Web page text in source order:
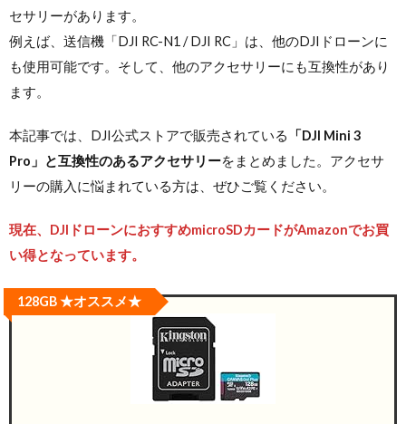
セサリーがあります。
例えば、送信機「DJI RC-N1 / DJI RC」は、他のDJIドローンに
も使用可能です。そして、他のアクセサリーにも互換性があり
ます。
本記事では、DJI公式ストアで販売されている
「DJI Mini 3
Pro」と互換性のあるアクセサリーをまとめました。アクセサ
リーの購入に悩まれている方は、ぜひご覧ください。
現在、DJIドローンにおすすめmicroSDカードがAmazonでお買
い得となっています。
128GB ★オススメ★